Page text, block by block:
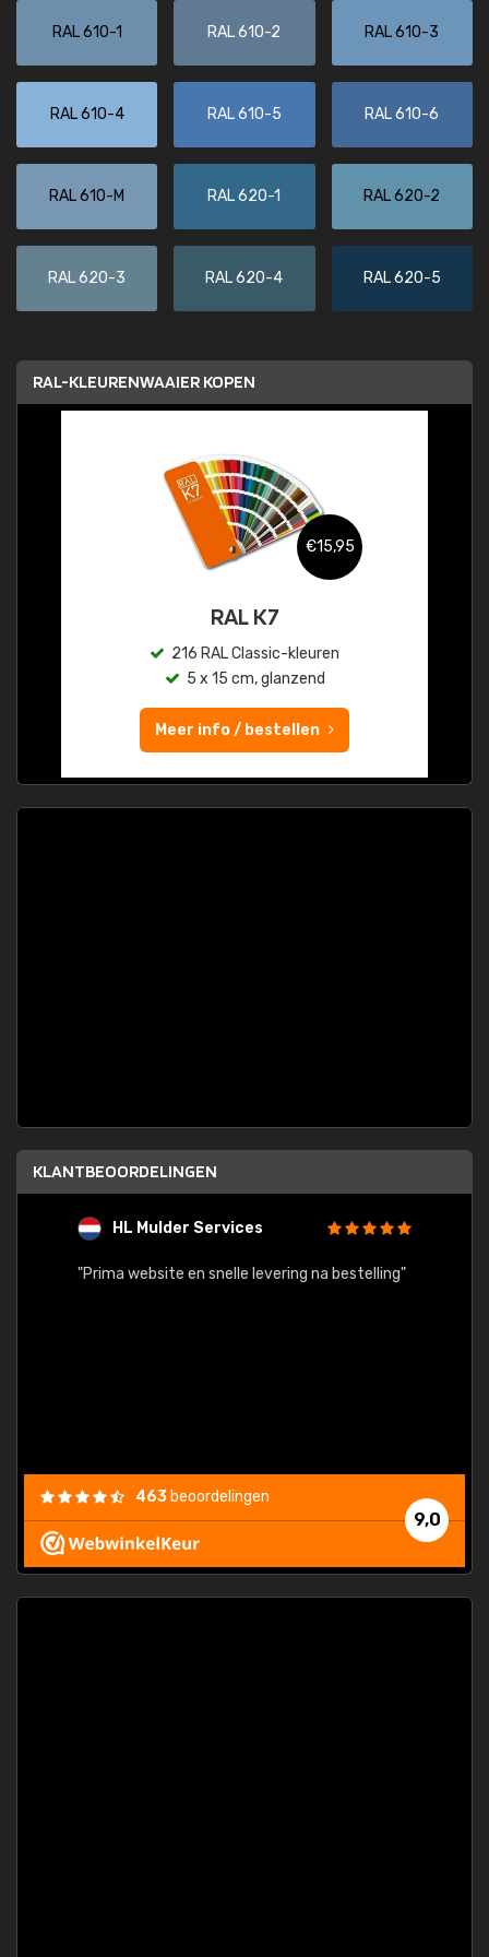
RAL 610-1 RAL 610-2 RAL 610-3
RAL 610-4 RAL 610-5 RAL 610-6
RAL 610-M RAL 620-1 RAL 620-2
RAL 620-3 RAL 620-4 RAL 620-5
RAL-KLEURENWAAIER KOPEN
€15,95
RAL K7
216 RAL Classic-kleuren
5 x 15 cm, glanzend
Meer info / bestellen
KLANTBEOORDELINGEN
HL Mulder Services
"Prima website en snelle levering na bestelling"
9,0
463 beoordelingen